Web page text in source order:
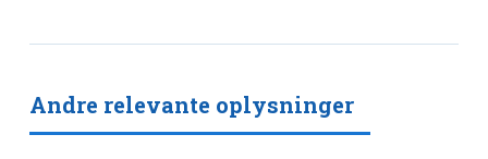
Andre relevante oplysninger